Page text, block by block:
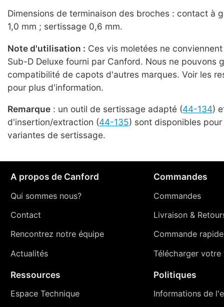
Dimensions de terminaison des broches : contact à
1,0 mm ; sertissage 0,6 mm.
Note d'utilisation : Ces vis moletées ne
Sub-D Deluxe fourni par Canford. Nous ne pouvons
compatibilité de capots d'autres marques. Voir les
pour plus d'information.
Remarque : un outil de sertissage adapté (44-134)
d'insertion/extraction (44-135) sont disponibles
variantes de sertissage.
A propos de Canford
Qui sommes nous?
Contact
Rencontrez notre équipe
Actualités
Commandes
Commandes
Livraison&
Commande rapide
Télécharger votre
Ressources
Espace Technique
Politiques
Informations de